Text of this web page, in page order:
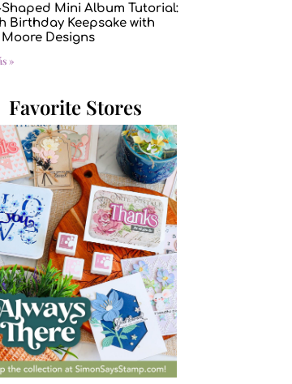
Shaped Mini Album Tutorial:
Birthday Keepsake with
Moore Designs
»
Favorite Stores